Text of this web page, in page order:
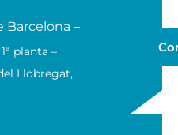
Barcelona –
planta –
Llobregat,